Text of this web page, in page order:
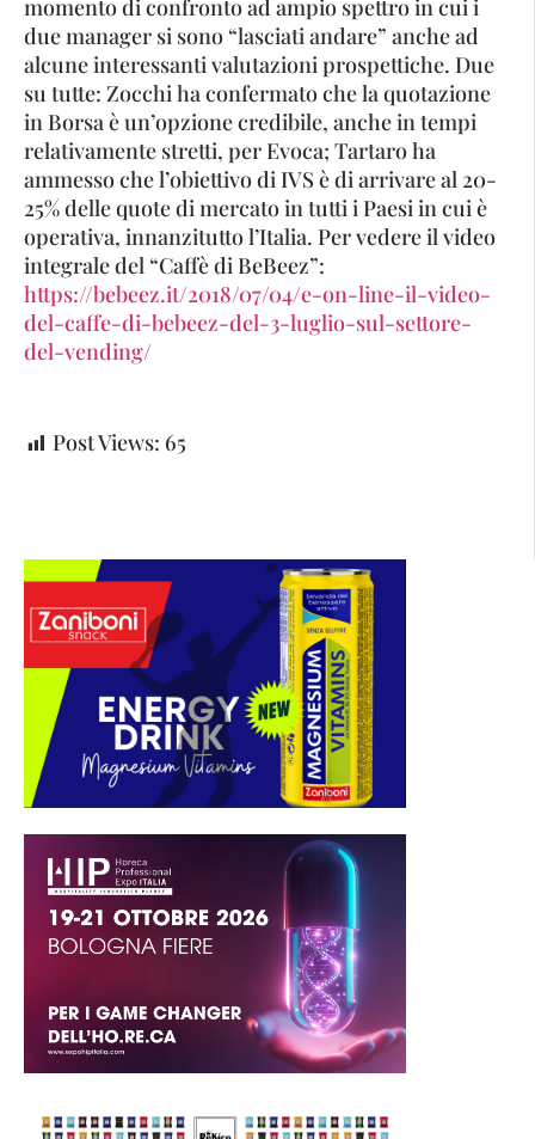
momento di confronto ad ampio spettro in cui i
due manager si sono “lasciati andare” anche ad
alcune interessanti valutazioni prospettiche. Due
su tutte: Zocchi ha confermato che la quotazione
in Borsa è un’opzione credibile, anche in tempi
relativamente stretti, per Evoca; Tartaro ha
ammesso che l’obiettivo di IVS è di arrivare al 20-
25% delle quote di mercato in tutti i Paesi in cui è
operativa, innanzitutto l’Italia. Per vedere il video
integrale del “Caffè di BeBeez”:
https://bebeez.it/2018/07/04/e-on-line-il-video-
del-caffe-di-bebeez-del-3-luglio-sul-settore-
del-vending/
Post Views: 65